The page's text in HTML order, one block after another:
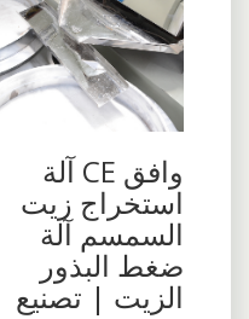
وافق CE آلة
استخراج زيت
السمسم آلة
ضغط البذور
الزيت | تصنيع